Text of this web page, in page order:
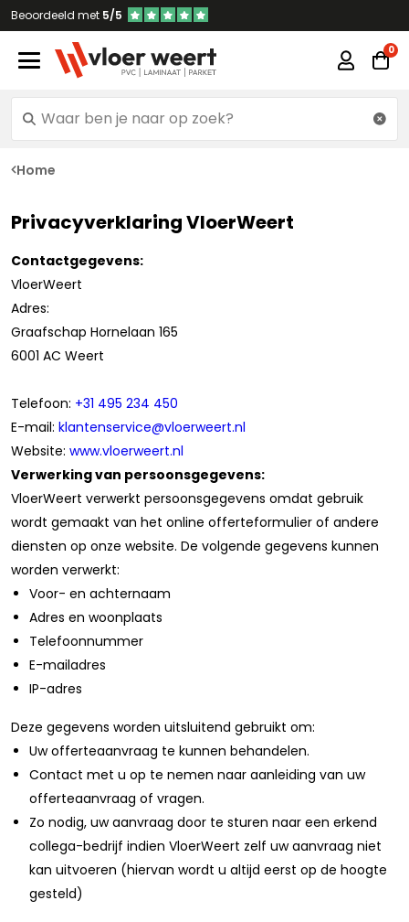
Beoordeeld met 5/5
Home
Privacyverklaring VloerWeert
Contactgegevens:
VloerWeert
Adres:
Graafschap Hornelaan 165
6001 AC Weert
Telefoon: +31 495 234 450
E-mail: klantenservice@vloerweert.nl
Website: www.vloerweert.nl
Verwerking van persoonsgegevens:
VloerWeert verwerkt persoonsgegevens omdat gebruik
wordt gemaakt van het online offerteformulier of andere
diensten op onze website. De volgende gegevens kunnen
worden verwerkt:
Voor- en achternaam
Adres en woonplaats
Telefoonnummer
E-mailadres
IP-adres
Deze gegevens worden uitsluitend gebruikt om:
Uw offerteaanvraag te kunnen behandelen.
Contact met u op te nemen naar aanleiding van uw
offerteaanvraag of vragen.
Zo nodig, uw aanvraag door te sturen naar een erkend
collega-bedrijf indien VloerWeert zelf uw aanvraag niet
kan uitvoeren (hiervan wordt u altijd eerst op de hoogte
gesteld)